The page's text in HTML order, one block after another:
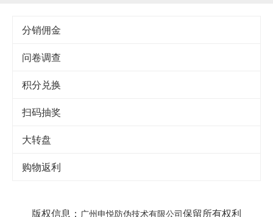
分销佣金
问卷调查
积分兑换
扫码抽奖
大转盘
购物返利
版权信息： 广州申悦防伪技术有限公司保留所有权利